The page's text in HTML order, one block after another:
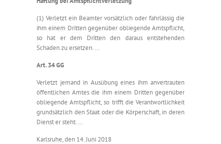
(1) Verletzt ein Beamter vorsätzlich oder fahrlässig die
ihm einem Dritten gegenüber obliegende Amtspflicht,
so hat er dem Dritten den daraus entstehenden
Schaden zu ersetzen. …
Art. 34 GG
Verletzt jemand in Ausübung eines ihm anvertrauten
öffentlichen Amtes die ihm einem Dritten gegenüber
obliegende Amtspflicht, so trifft die Verantwortlichkeit
grundsätzlich den Staat oder die Körperschaft, in deren
Dienst er steht. …
Karlsruhe, den 14. Juni 2018